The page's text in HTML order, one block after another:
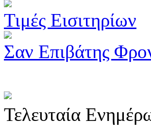
Τιμές Εισιτηρίων
Σαν Επιβάτης
Τελευταία